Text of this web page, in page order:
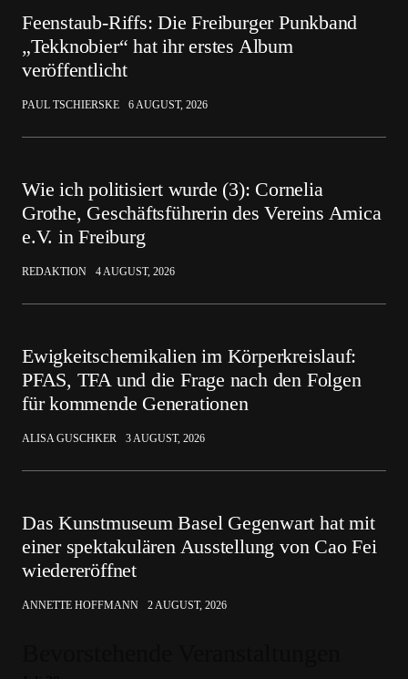
Feenstaub-Riffs: Die Freiburger Punkband
„Tekknobier“ hat ihr erstes Album
veröffentlicht
PAUL TSCHIERSKE 6 AUGUST, 2026
Wie ich politisiert wurde (3): Cornelia
Grothe, Geschäftsführerin des Vereins Amica
e.V. in Freiburg
REDAKTION 4 AUGUST, 2026
Ewigkeitschemikalien im Körperkreislauf:
PFAS, TFA und die Frage nach den Folgen
für kommende Generationen
ALISA GUSCHKER 3 AUGUST, 2026
Das Kunstmuseum Basel Gegenwart hat mit
einer spektakulären Ausstellung von Cao Fei
wiedereröffnet
ANNETTE HOFFMANN 2 AUGUST, 2026